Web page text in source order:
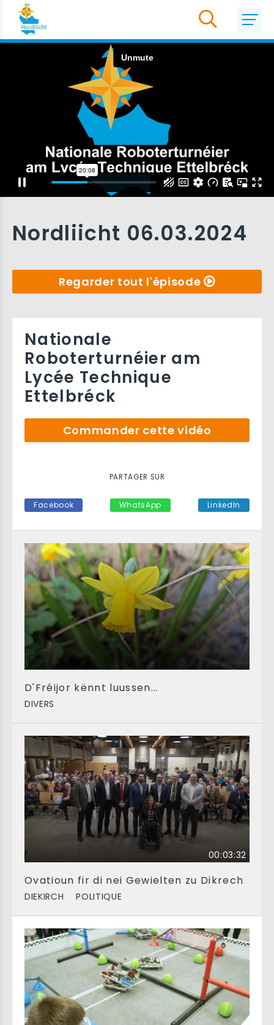
Nordliicht 06.03.2024
Regarder tout l'épisode
D'Fréijor kënnt luussen...
DIVERS
00:03:32
Ovatioun fir di nei Gewielten zu Dikrech
DIEKIRCH POLITIQUE
Nationale
Roboterturnéier am
Lycée Technique
Ettelbréck
Commander cette vidéo
PARTAGER SUR
Facebook WhatsApp LinkedIn